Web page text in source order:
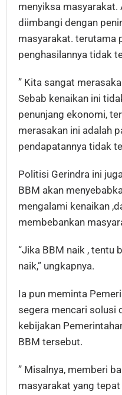
menyiksa
diimbangi dengan
masyarakat. terutama
penghasilannya tidak
” Kita sangat
Sebab kenaikan ini
penunjang ekonomi,
merasakan ini adalah
pendapatannya tidak
Politisi Gerindra ini
BBM akan
mengalami kenaikan
membebankan
“Jika BBM naik , tentu
naik,” ungkapnya.
Ia pun meminta
segera mencari solusi
kebijakan
BBM tersebut.
” Misalnya, memberi
masyarakat yang